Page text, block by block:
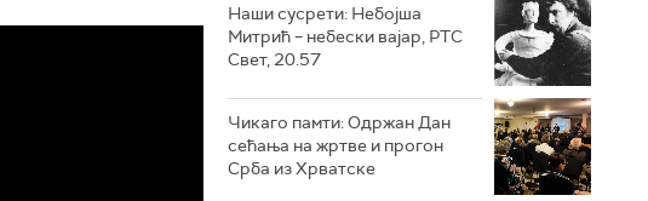
Наши сусрети: Небојша
Митрић – небески вајар, РТС
Свет, 20.57
Чикаго памти: Одржан Дан
сећања на жртве и прогон
Срба из Хрватске